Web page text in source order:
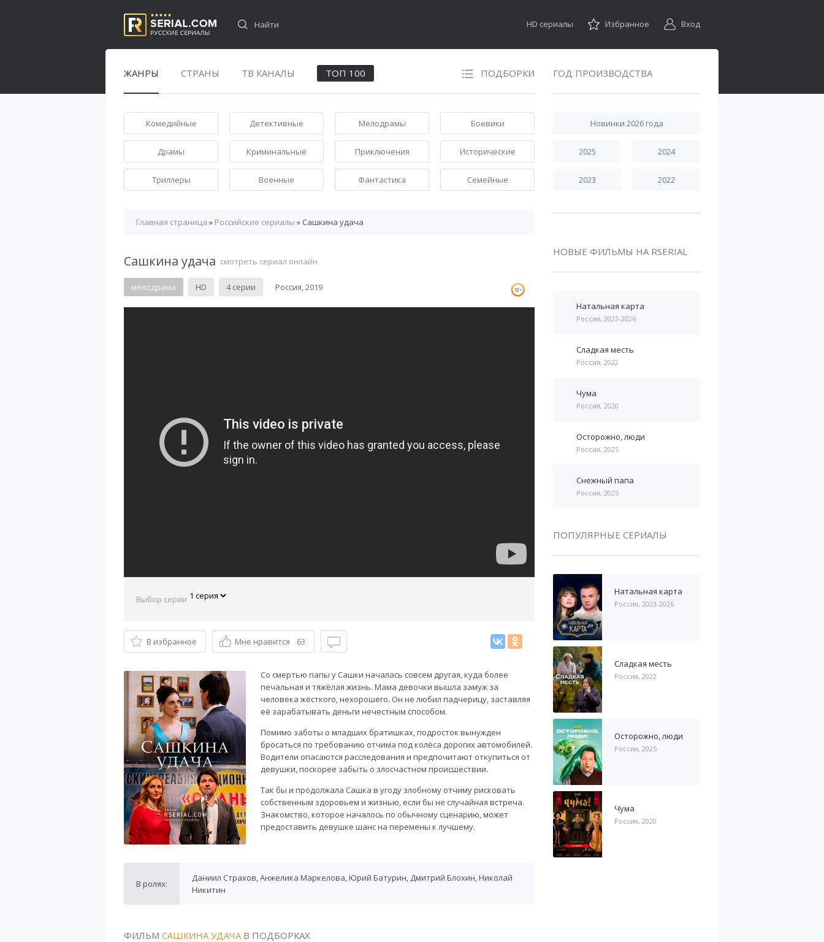
HD сериалы Избранное Вход
ЖАНРЫ СТРАНЫ ТВ КАНАЛЫ ПОДБОРКИ
ТОП 100
Комедийные Детективные Мелодрамы Боевики
Драмы Криминальные Приключения Исторические
Триллеры Военные Фантастика Семейные
Главная страница » Российские сериалы » Сашкина удача
Сашкина удача смотреть сериал онлайн
мелодрама HD 4 серии Россия, 2019
Выбор серии
В избранное Мне нравится 63
Со смертью папы у Сашки началась совсем другая, куда более
печальная и тяжёлая жизнь. Мама девочки вышла замуж за
человека жёсткого, нехорошего. Он не любил падчерицу, заставляя
её зарабатывать деньги нечестным способом.
Помимо заботы о младших братишках, подросток вынужден
бросаться по требованию отчима под колёса дорогих автомобилей.
Водители опасаются расследования и предпочитают откупиться от
девушки, поскорее забыть о злосчастном происшествии.
Так бы и продолжала Сашка в угоду злобному отчиму рисковать
собственным здоровьем и жизнью, если бы не случайная встреча.
Знакомство, которое началось по обычному сценарию, может
предоставить девушке шанс на перемены к лучшему.
В ролях:
Даниил Страхов, Анжелика Маркелова, Юрий Батурин, Дмитрий Блохин, Николай
Никитин
ФИЛЬМ САШКИНА УДАЧАВ ПОДБОРКАХ
ГОД ПРОИЗВОДСТВА
Новинки 2026 года
2025 2024
2023 2022
НОВЫЕ ФИЛЬМЫ НА RSERIAL
Натальная карта
Россия, 2023-2026
Сладкая месть
Россия, 2022
Чума
Россия, 2020
Осторожно, люди
Россия, 2025
Снежный папа
Россия, 2025
ПОПУЛЯРНЫЕ СЕРИАЛЫ
Натальная карта
Россия, 2023-2026
Сладкая месть
Россия, 2022
Осторожно, люди
Россия, 2025
Чума
Россия, 2020